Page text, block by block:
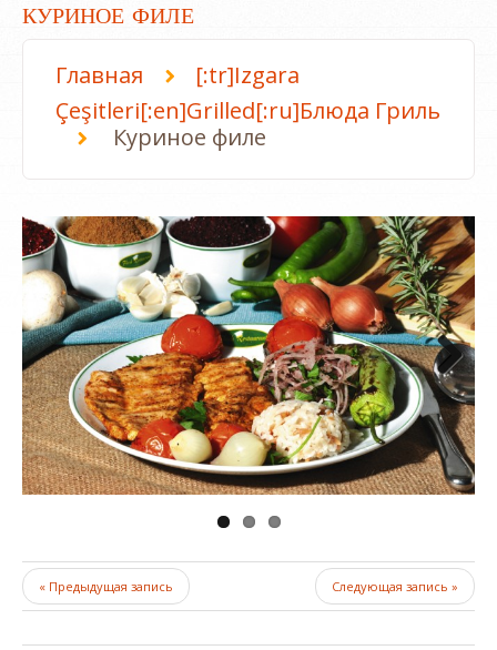
КУРИНОЕ ФИЛЕ
Главная
[:tr]Izgara
Çeşitleri[:en]Grilled[:ru]Блюда Гриль
Куриное филе
Next
« Предыдущая запись Следующая запись »